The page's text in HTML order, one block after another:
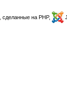
, сделанные на PHP,